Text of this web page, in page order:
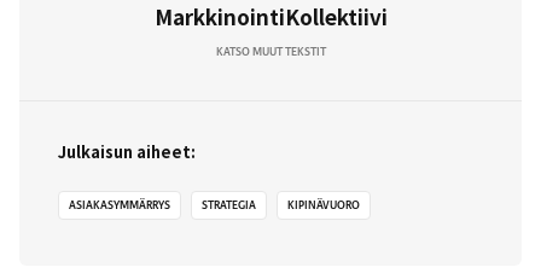
MarkkinointiKollektiivi
KATSO MUUT TEKSTIT
Julkaisun aiheet:
ASIAKASYMMÄRRYS STRATEGIA KIPINÄVUORO